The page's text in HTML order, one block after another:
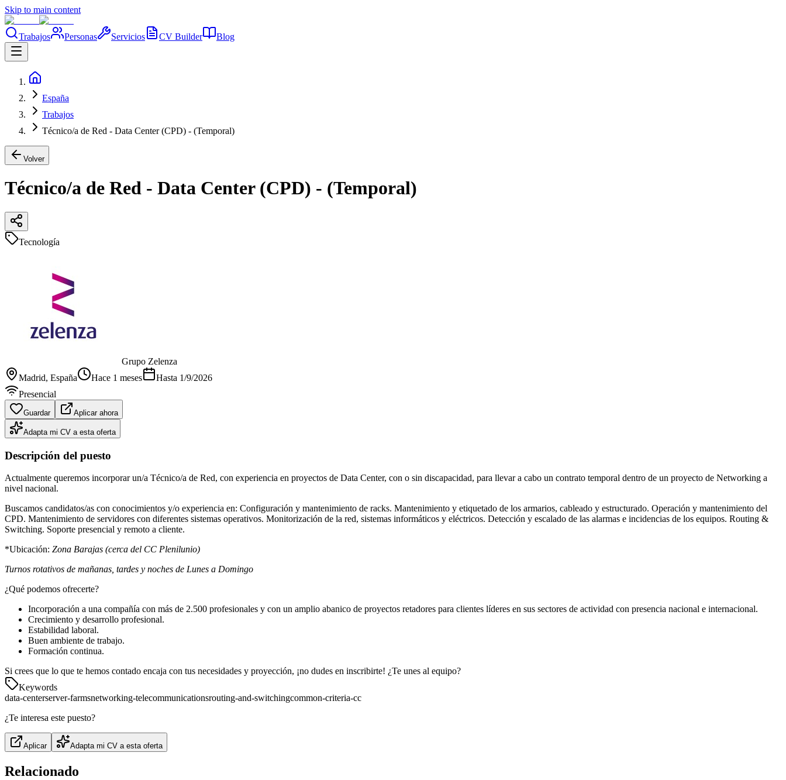
Skip to main content
Trabajos Personas Servicios CV Builder Blog
España
Trabajos
Técnico/a de Red - Data Center (CPD) - (Temporal)
Volver
Técnico/a de Red - Data Center (CPD) - (Temporal)
Tecnología
Grupo Zelenza
Madrid, España Hace 1 meses Hasta 1/9/2026
Presencial
Guardar Aplicar ahora
Adapta mi CV a esta oferta
Descripción del puesto
Actualmente queremos incorporar un/a Técnico/a de Red, con experiencia en proyectos de Data Center, con o sin discapacidad, para llevar a cabo un contrato temporal dentro de un proyecto de Networking a
nivel nacional.
Buscamos candidatos/as con conocimientos y/o experiencia en: Configuración y mantenimiento de racks. Mantenimiento y etiquetado de los armarios, cableado y estructurado. Operación y mantenimiento del
CPD. Mantenimiento de servidores con diferentes sistemas operativos. Monitorización de la red, sistemas informáticos y eléctricos. Detección y escalado de las alarmas e incidencias de los equipos. Routing &
Switching. Soporte presencial y remoto a cliente.
*Ubicación: Zona Barajas (cerca del CC Plenilunio)
Turnos rotativos de mañanas, tardes y noches de Lunes a Domingo
¿Qué podemos ofrecerte?
Incorporación a una compañía con más de 2.500 profesionales y con un amplio abanico de proyectos retadores para clientes líderes en sus sectores de actividad con presencia nacional e internacional.
Crecimiento y desarrollo profesional.
Estabilidad laboral.
Buen ambiente de trabajo.
Formación continua.
Si crees que lo que te hemos contado encaja con tus necesidades y proyección, ¡no dudes en inscribirte! ¿Te unes al equipo?
Keywords
data-centerserver-farmsnetworking-telecommunicationsrouting-and-switchingcommon-criteria-cc
¿Te interesa este puesto?
Aplicar Adapta mi CV a esta oferta
Relacionado